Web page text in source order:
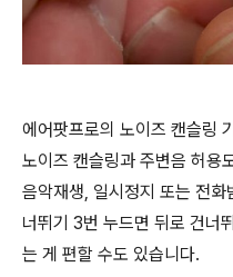
에어팟프로의 노이즈 캔슬링
노이즈 캔슬링과 주변음 허용
음악재생, 일시정지 또는 전
너뛰기 3번 누드면 뒤로 건너
는 게 편할 수도 있습니다.